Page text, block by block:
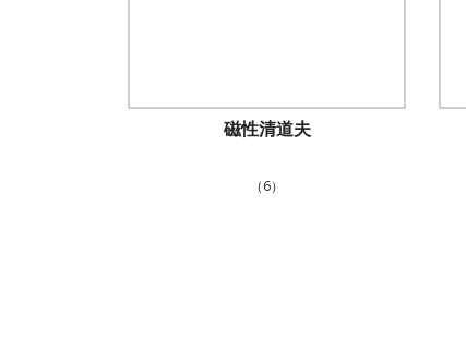
磁性清道夫
（6）